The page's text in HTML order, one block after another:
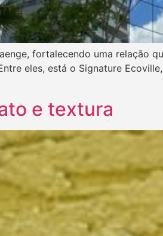
fortalecendo uma relação
eles, está o Signature
e textura